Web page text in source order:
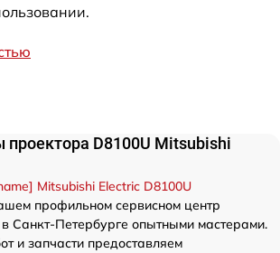
D8100U Mitsubishi
Mitsubishi Electric D8100U
профильном сервисном центр
в Санкт-Петербурге опытными мастерами.
и запчасти предоставляем